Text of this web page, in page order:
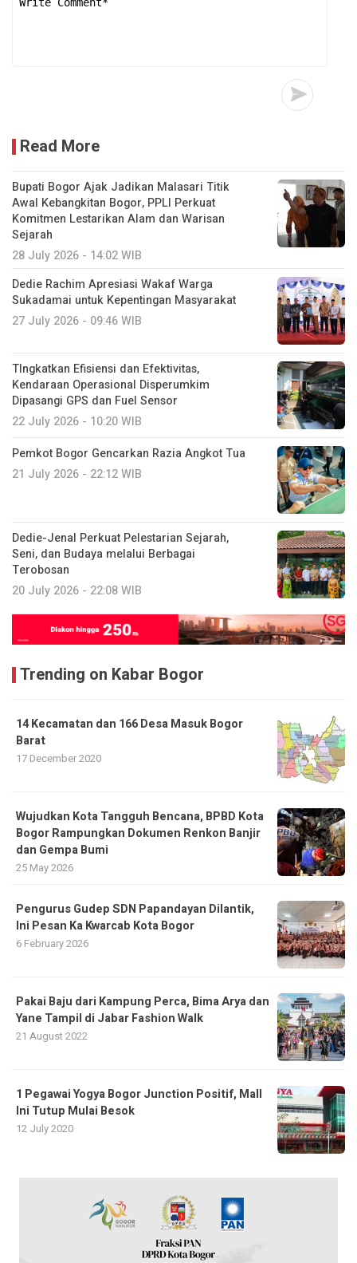
Read More
Bupati Bogor Ajak Jadikan Malasari Titik
Awal Kebangkitan Bogor, PPLI Perkuat
Komitmen Lestarikan Alam dan Warisan
Sejarah
28 July 2026 - 14:02 WIB
Dedie Rachim Apresiasi Wakaf Warga
Sukadamai untuk Kepentingan Masyarakat
27 July 2026 - 09:46 WIB
TIngkatkan Efisiensi dan Efektivitas,
Kendaraan Operasional Disperumkim
Dipasangi GPS dan Fuel Sensor
22 July 2026 - 10:20 WIB
Pemkot Bogor Gencarkan Razia Angkot Tua
21 July 2026 - 22:12 WIB
Dedie-Jenal Perkuat Pelestarian Sejarah,
Seni, dan Budaya melalui Berbagai
Terobosan
20 July 2026 - 22:08 WIB
Trending on Kabar Bogor
14 Kecamatan dan 166 Desa Masuk Bogor
Barat
17 December 2020
​Wujudkan Kota Tangguh Bencana, BPBD Kota
Bogor Rampungkan Dokumen Renkon Banjir
dan Gempa Bumi
25 May 2026
Pengurus Gudep SDN Papandayan Dilantik,
Ini Pesan Ka Kwarcab Kota Bogor
6 February 2026
Pakai Baju dari Kampung Perca, Bima Arya dan
Yane Tampil di Jabar Fashion Walk
21 August 2022
1 Pegawai Yogya Bogor Junction Positif, Mall
Ini Tutup Mulai Besok
12 July 2020